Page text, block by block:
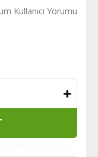
Kullanıcı Yorumu